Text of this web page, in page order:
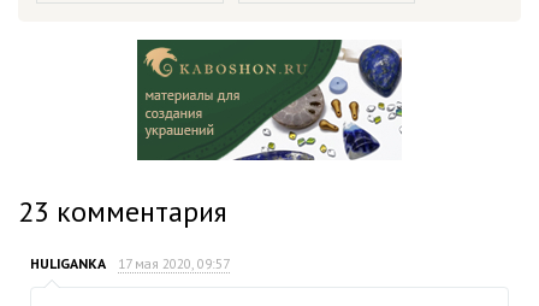
23 комментария
HULIGANKA 17 мая 2020, 09:57